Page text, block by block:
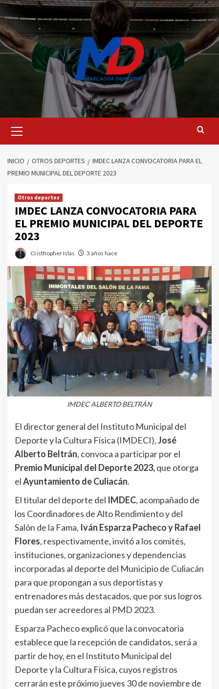
Saltar
al
contenido
principal
INICIO OTROS DEPORTES
IMDEC LANZA CONVOCATORIA PARA EL
PREMIO MUNICIPAL DEL DEPORTE 2023
Otros deportes
IMDEC LANZA CONVOCATORIA PARA
EL PREMIO MUNICIPAL DEL DEPORTE
2023
Cristhopher Islas 3 años hace
IMDEC ALBERTO BELTRÁN
El director general del Instituto Municipal del
Deporte y la Cultura Física (IMDECI),José
Alberto Beltrán, convoca a participar por el
Premio Municipal del Deporte 2023,que otorga
elAyuntamiento de Culiacán.
El titular del deporte del IMDEC, acompañado de
los Coordinadores de Alto Rendimiento y del
Salón de la Fama, Iván Esparza Pacheco y Rafael
Flores, respectivamente, invitó a los comités,
instituciones, organizaciones y dependencias
incorporadas al deporte del Municipio de Culiacán
para que propongan a sus deportistas y
entrenadores más destacados, que por sus logros
puedan ser acreedores al PMD 2023.
Esparza Pacheco explicó que la convocatoria
establece que la recepción de candidatos, será a
partir de hoy, en el Instituto Municipal del
Deporte y la Cultura Física, cuyos registros
cerrarán este próximo jueves 30 de noviembre de